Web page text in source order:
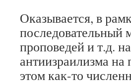
Оказывается, в
последовательный
проповедей и т.д.
антиизраилизма на
этом как-то